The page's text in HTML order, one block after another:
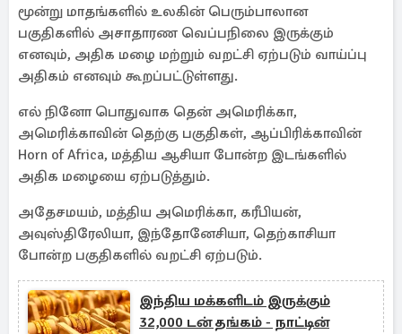
மூன்று மாதங்களில் உலகின் பெரும்பாலான
பகுதிகளில் அசாதாரண வெப்பநிலை இருக்கும்
எனவும், அதிக மழை மற்றும் வறட்சி ஏற்படும் வாய்ப்பு
அதிகம் எனவும் கூறப்பட்டுள்ளது.
எல் நினோ பொதுவாக தென் அமெரிக்கா,
அமெரிக்காவின் தெற்கு பகுதிகள், ஆப்பிரிக்காவின்
Horn of Africa, மத்திய ஆசியா போன்ற இடங்களில்
அதிக மழையை ஏற்படுத்தும்.
அதேசமயம், மத்திய அமெரிக்கா, கரீபியன்,
அவுஸ்திரேலியா, இந்தோனேசியா, தெற்காசியா
போன்ற பகுதிகளில் வறட்சி ஏற்படும்.
இந்திய மக்களிடம் இருக்கும்
32,000 டன் தங்கம் - நாட்டின்